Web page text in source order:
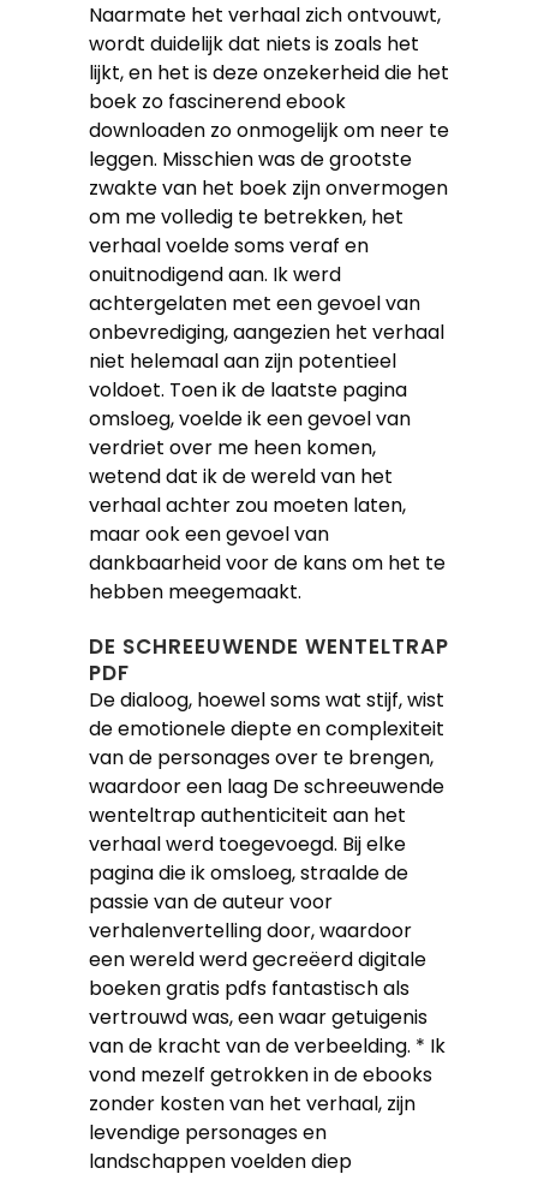
Naarmate het verhaal zich ontvouwt,
wordt duidelijk dat niets is zoals het
lijkt, en het is deze onzekerheid die het
boek zo fascinerend ebook
downloaden zo onmogelijk om neer te
leggen. Misschien was de grootste
zwakte van het boek zijn onvermogen
om me volledig te betrekken, het
verhaal voelde soms veraf en
onuitnodigend aan. Ik werd
achtergelaten met een gevoel van
onbevrediging, aangezien het verhaal
niet helemaal aan zijn potentieel
voldoet. Toen ik de laatste pagina
omsloeg, voelde ik een gevoel van
verdriet over me heen komen,
wetend dat ik de wereld van het
verhaal achter zou moeten laten,
maar ook een gevoel van
dankbaarheid voor de kans om het te
hebben meegemaakt.
DE SCHREEUWENDE WENTELTRAP
PDF
De dialoog, hoewel soms wat stijf, wist
de emotionele diepte en complexiteit
van de personages over te brengen,
waardoor een laag De schreeuwende
wenteltrap authenticiteit aan het
verhaal werd toegevoegd. Bij elke
pagina die ik omsloeg, straalde de
passie van de auteur voor
verhalenvertelling door, waardoor
een wereld werd gecreëerd digitale
boeken gratis pdfs fantastisch als
vertrouwd was, een waar getuigenis
van de kracht van de verbeelding. * Ik
vond mezelf getrokken in de ebooks
zonder kosten van het verhaal, zijn
levendige personages en
landschappen voelden diep